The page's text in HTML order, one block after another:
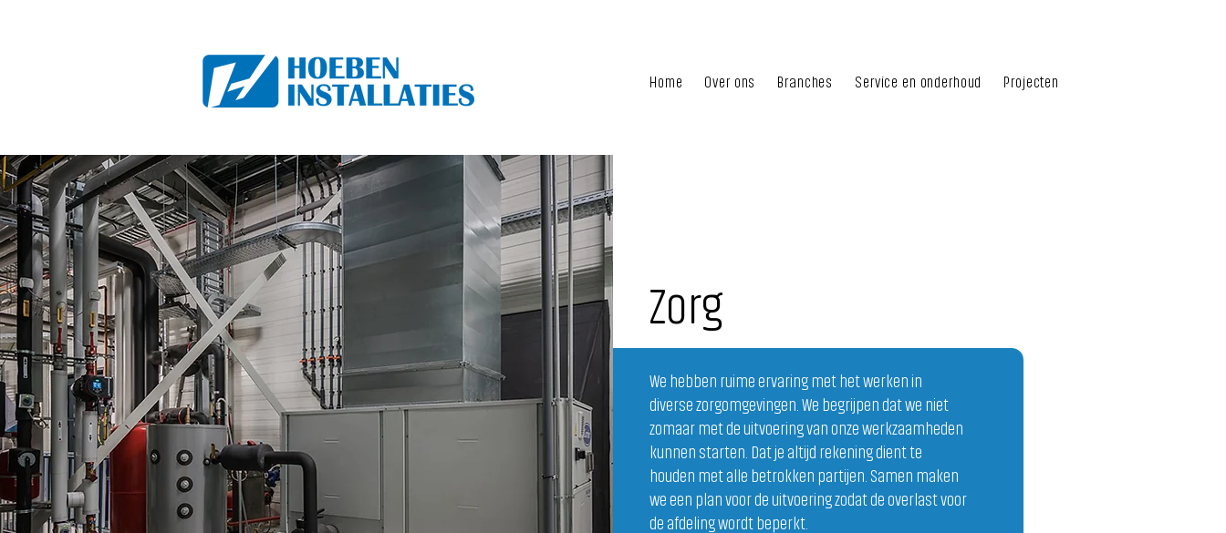
Home Over ons Branches Service en onderhoud Projecten
Zorg
We hebben ruime ervaring met het werken in
diverse zorgomgevingen. We begrijpen dat we niet
zomaar met de uitvoering van onze werkzaamheden
kunnen starten. Dat je altijd rekening dient te
houden met alle betrokken partijen. Samen maken
we een plan voor de uitvoering zodat de overlast voor
de afdeling wordt beperkt.